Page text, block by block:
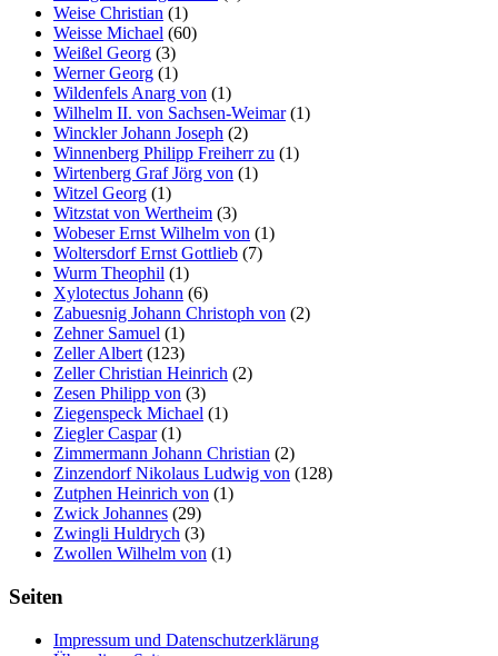
Weise Christian (1)
Weisse Michael (60)
Weißel Georg (3)
Werner Georg (1)
Wildenfels Anarg von (1)
Wilhelm II. von Sachsen-Weimar(1)
Winckler Johann Joseph (2)
Winnenberg Philipp Freiherr zu (1)
Wirtenberg Graf Jörg von (1)
Witzel Georg (1)
Witzstat von Wertheim (3)
Wobeser Ernst Wilhelm von (1)
Woltersdorf Ernst Gottlieb (7)
Wurm Theophil (1)
Xylotectus Johann (6)
Zabuesnig Johann Christoph von (2)
Zehner Samuel (1)
Zeller Albert(123)
Zeller Christian Heinrich (2)
Zesen Philipp von (3)
Ziegenspeck Michael (1)
Ziegler Caspar(1)
Zimmermann Johann Christian (2)
Zinzendorf Nikolaus Ludwig von (128)
Zutphen Heinrich von (1)
Zwick Johannes (29)
Zwingli Huldrych (3)
Zwollen Wilhelm von (1)
Seiten
Impressum und Datenschutzerklärung